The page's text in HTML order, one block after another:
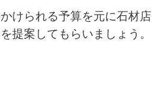
けられる予算を元に石材店
提案してもらいましょう。